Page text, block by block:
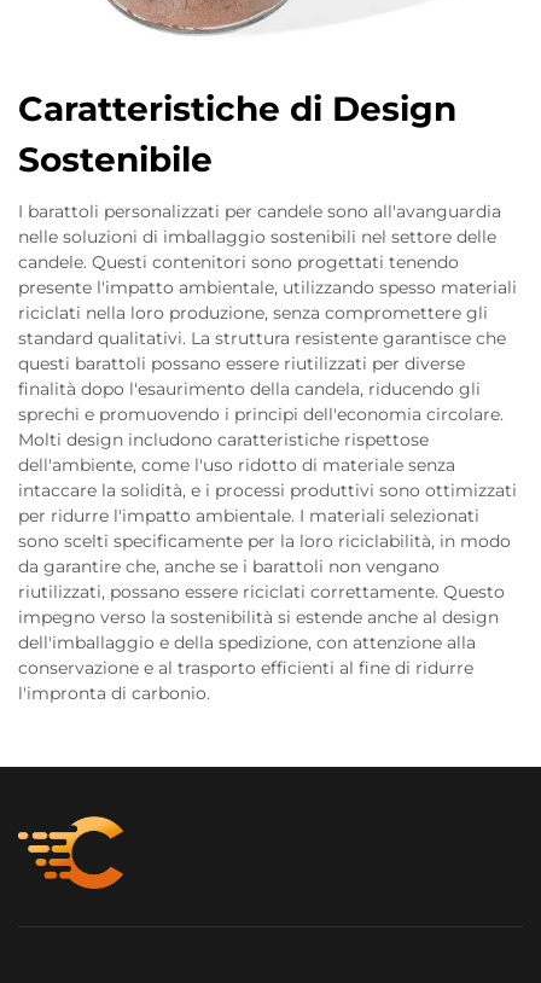
Caratteristiche di Design
Sostenibile
I barattoli personalizzati per candele sono all'avanguardia
nelle soluzioni di imballaggio sostenibili nel settore delle
candele. Questi contenitori sono progettati tenendo
presente l'impatto ambientale, utilizzando spesso materiali
riciclati nella loro produzione, senza compromettere gli
standard qualitativi. La struttura resistente garantisce che
questi barattoli possano essere riutilizzati per diverse
finalità dopo l'esaurimento della candela, riducendo gli
sprechi e promuovendo i principi dell'economia circolare.
Molti design includono caratteristiche rispettose
dell'ambiente, come l'uso ridotto di materiale senza
intaccare la solidità, e i processi produttivi sono ottimizzati
per ridurre l'impatto ambientale. I materiali selezionati
sono scelti specificamente per la loro riciclabilità, in modo
da garantire che, anche se i barattoli non vengano
riutilizzati, possano essere riciclati correttamente. Questo
impegno verso la sostenibilità si estende anche al design
dell'imballaggio e della spedizione, con attenzione alla
conservazione e al trasporto efficienti al fine di ridurre
l'impronta di carbonio.